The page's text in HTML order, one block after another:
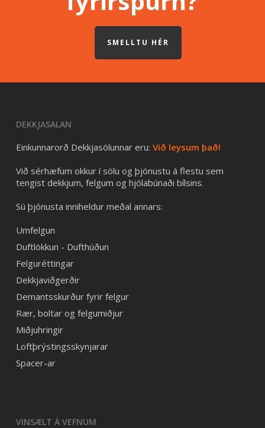
SMELLTU HÉR
DEKKJASALAN
Einkunnarorð Dekkjasölunnar eru: Við leysum það!
Við sérhæfum okkur í sölu og þjónustu á flestu sem
tengist dekkjum, felgum og hjólabúnaði bílsins.
Sú þjónusta inniheldur meðal annars:
Umfelgun
Duftlökkun - Dufthúðun
Felguréttingar
Dekkjaviðgerðir
Demantsskurður fyrir felgur
Rær, boltar og felgumiðjur
Miðjuhringir
Loftþrýstingsskynjarar
Spacer-ar
VINSÆLT Á VEFNUM